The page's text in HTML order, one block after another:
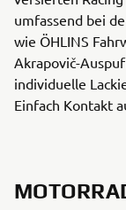
umfassend bei
wie ÖHLINS
Akrapovič-
individuelle
Einfach Kontakt